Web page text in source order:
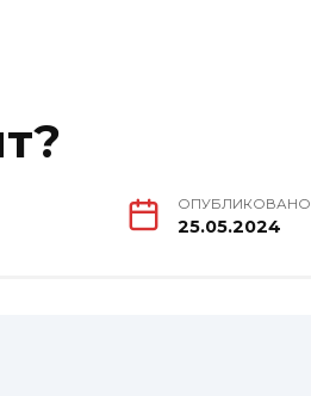
ОПУБЛИКОВАНО
25.05.2024